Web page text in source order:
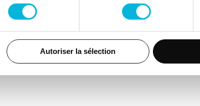
Autoriser la sélection